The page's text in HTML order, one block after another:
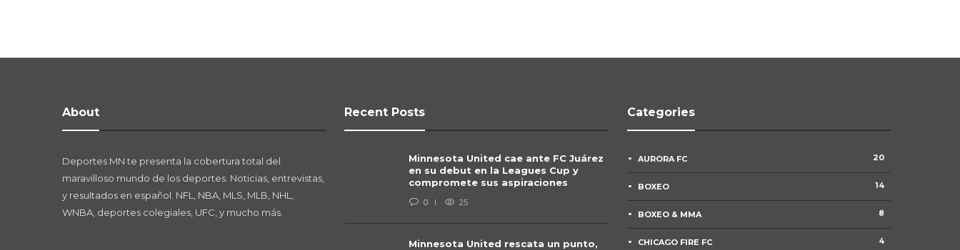
About
Deportes MN te presenta la cobertura total del
maravilloso mundo de los deportes. Noticias, entrevistas,
y resultados en español. NFL, NBA, MLS, MLB, NHL,
WNBA, deportes colegiales, UFC, y mucho más.
Recent Posts
Minnesota United cae ante FC Juárez
en su debut en la Leagues Cup y
compromete sus aspiraciones
0 25
Minnesota United rescata un punto,
Minnesota Lynx derrota a New York
Liberty en un emocionante duelo en
0 97
Argentina derrota a Suiza en tiempo
Categories
AURORA FC 20
BOXEO 14
BOXEO & MMA 8
CHICAGO FIRE FC 4